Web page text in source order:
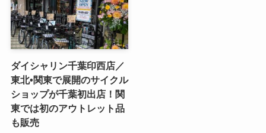
ダイシャリン千葉印西店／
東北•関東で展開のサイクル
ショップが千葉初出店！関
東では初のアウトレット品
も販売